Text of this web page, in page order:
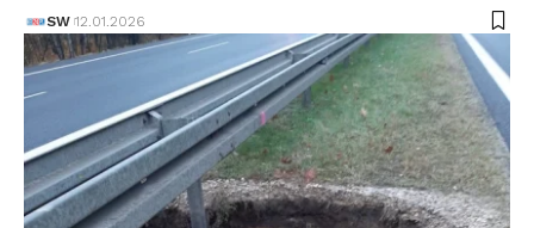
SW 12.01.2026